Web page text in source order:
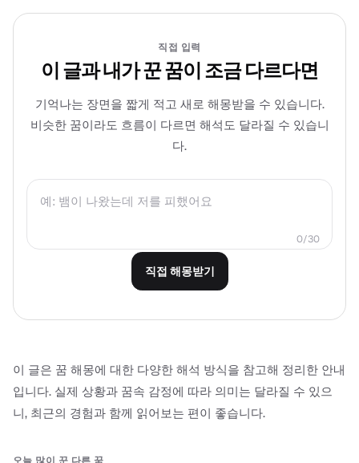
직접 입력
이 글과 내가 꾼 꿈이 조금 다르다면
기억나는 장면을 짧게 적고 새로 해몽받을 수 있습니다.
비슷한 꿈이라도 흐름이 다르면 해석도 달라질 수 있습니
다.
0/30
직접 해몽받기
이 글은 꿈 해몽에 대한 다양한 해석 방식을 참고해 정리한 안내
입니다. 실제 상황과 꿈속 감정에 따라 의미는 달라질 수 있으
니, 최근의 경험과 함께 읽어보는 편이 좋습니다.
오늘 많이 꾼 다른 꿈